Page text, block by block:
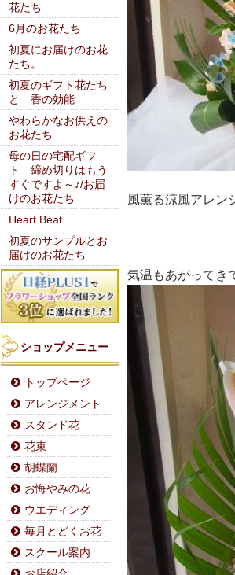
風薫る涼風アレン
気温もあがって
花たち
6月のお花たち
初夏にお届けのお花
たち。
初夏のギフト花たち
と 香の効能
やわらかなお供えの
お花たち
母の日の宅配ギフ
ト 締め切りはもう
すぐですよ～♪/お届
けのお花たち
Heart Beat
初夏のサンプルとお
届けのお花たち
ショップメニュー
トップページ
アレンジメント
スタンド花
花束
胡蝶蘭
お悔やみの花
ウエディング
毎月とどくお花
スクール案内